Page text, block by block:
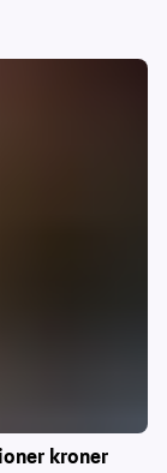
kroner